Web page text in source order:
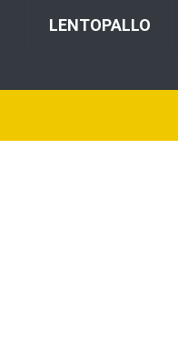
LENTOPALLO